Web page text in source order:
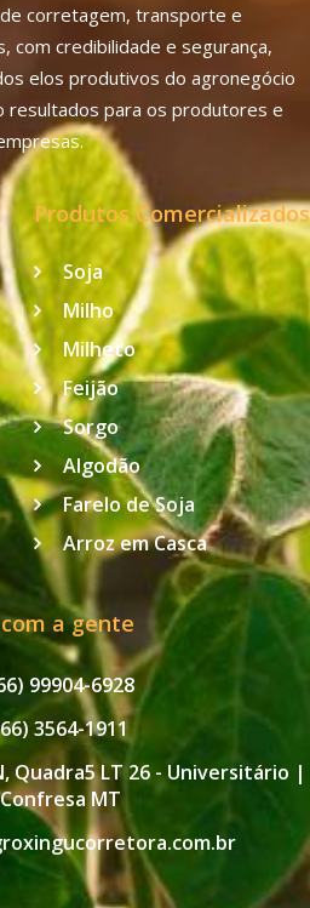
corretagem, transporte e
com credibilidade e segurança,
elos produtivos do agronegócio
resultados para os produtores e
Produtos Comercializados
Soja
Milho
Milheto
Feijão
Sorgo
Algodão
Farelo de Soja
Arroz em Casca
a gente
99904-6928
3564-1911
Quadra5 LT 26 - Universitário |
Confresa MT